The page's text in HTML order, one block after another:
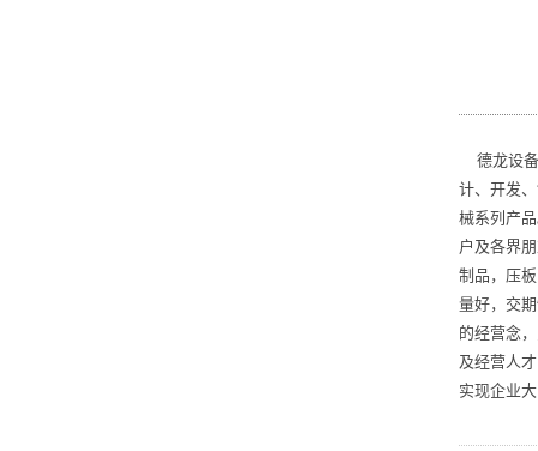
德龙设备
计、开发
械系列产
户及各界
制品，压
量好，交
的经营念
及经营人
实现企业